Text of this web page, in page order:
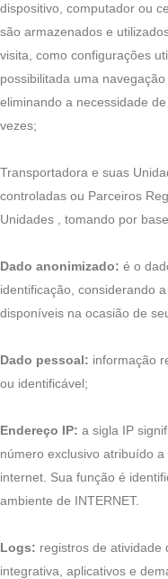
dispositivo, computador ou
são armazenados e
visita, como configurações
possibilitada uma
eliminando a necessidade
vezes;
Transportadora e suas
controladas ou Parceiros
Unidades , tomando por
Dado anonimizado: é o
identificação, considerando
disponíveis na ocasião de
Dado pessoal: informação
ou identificável;
Endereço IP: a sigla IP
número exclusivo atribuído
internet. Sua função é
ambiente de INTERNET.
Logs: registros de atividade
integrativa, aplicativos e